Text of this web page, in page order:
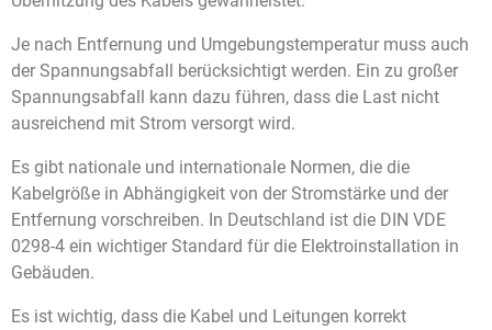
Je nach Entfernung und Umgebungstemperatur muss auch
der Spannungsabfall berücksichtigt werden. Ein zu großer
Spannungsabfall kann dazu führen, dass die Last nicht
ausreichend mit Strom versorgt wird.
Es gibt nationale und internationale Normen, die die
Kabelgröße in Abhängigkeit von der Stromstärke und der
Entfernung vorschreiben. In Deutschland ist die DIN VDE
0298-4 ein wichtiger Standard für die Elektroinstallation in
Gebäuden.
Es ist wichtig, dass die Kabel und Leitungen korrekt